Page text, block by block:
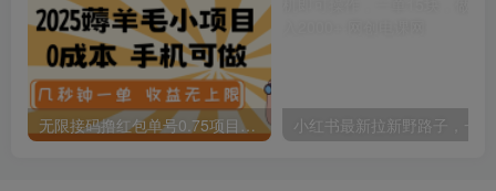
无限接码撸红包单号0.75项目无偿分享给你【揭秘】